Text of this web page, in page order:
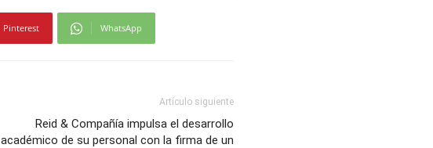
Pinterest WhatsApp
Artículo siguiente
Reid & Compañía impulsa el desarrollo
académico de su personal con la firma de un